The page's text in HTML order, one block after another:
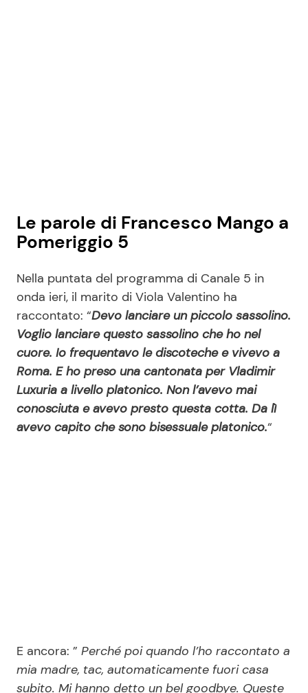
Le parole di Francesco Mango a
Pomeriggio 5
Nella puntata del programma di Canale 5 in
onda ieri, il marito di Viola Valentino ha
raccontato: “Devo lanciare un piccolo sassolino.
Voglio lanciare questo sassolino che ho nel
cuore. Io frequentavo le discoteche e vivevo a
Roma. E ho preso una cantonata per Vladimir
Luxuria a livello platonico. Non l’avevo mai
conosciuta e avevo presto questa cotta. Da lì
avevo capito che sono bisessuale platonico.“
E ancora: ” Perché poi quando l’ho raccontato a
mia madre, tac, automaticamente fuori casa
subito. Mi hanno detto un bel goodbye. Queste